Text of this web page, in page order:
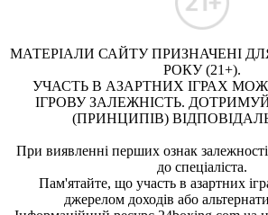
МАТЕРІАЛИ САЙТУ ПРИЗНАЧЕНІ
РОКУ (21+).
УЧАСТЬ В АЗАРТНИХ ІГРАХ
ІГРОВУ ЗАЛЕЖНІСТЬ.
(ПРИНЦИПІВ)
При виявленні перших ознак залежності
до спеціаліста.
Пам'ятайте, що участь в азартних
джерелом доходів або